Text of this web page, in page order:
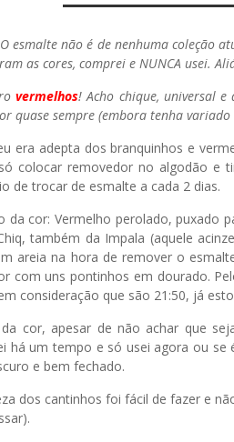
esmalte não é de nenhuma coleção
as cores, comprei e NUNCA usei.
vermelhos! Acho chique, universal
quase sempre (embora tenha
era adepta dos branquinhos e
colocar removedor no algodão e
de trocar de esmalte a cada 2 dias.
da cor: Vermelho perolado, puxado
também da Impala (aquele
areia na hora de remover o
com uns pontinhos em dourado.
consideração que são 21:50, já
da cor, apesar de não achar que
há um tempo e só usei agora ou se
e bem fechado.
dos cantinhos foi fácil de fazer e